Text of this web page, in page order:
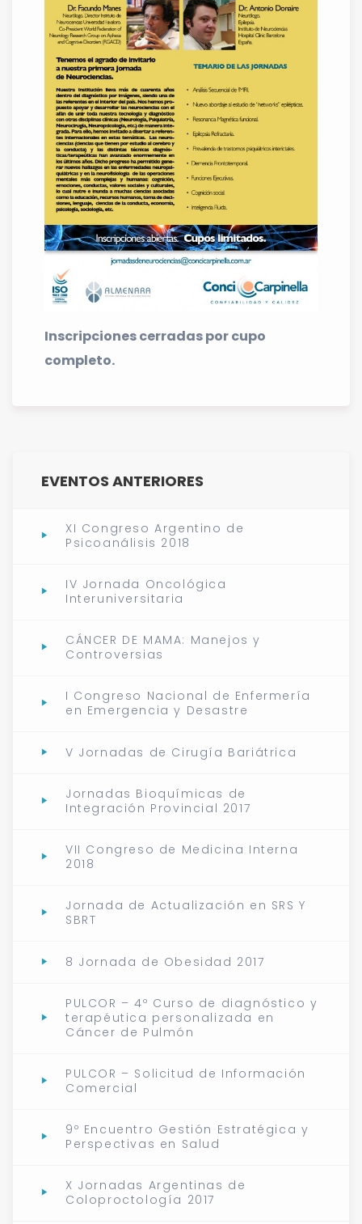
Inscripciones cerradas por cupo
completo.
EVENTOS ANTERIORES
XI Congreso Argentino de
Psicoanálisis 2018
IV Jornada Oncológica
Interuniversitaria
CÁNCER DE MAMA: Manejos y
Controversias
I Congreso Nacional de Enfermería
en Emergencia y Desastre
V Jornadas de Cirugía Bariátrica
Jornadas Bioquímicas de
Integración Provincial 2017
VII Congreso de Medicina Interna
2018
Jornada de Actualización en SRS Y
SBRT
8 Jornada de Obesidad 2017
PULCOR – 4º Curso de diagnóstico y
terapéutica personalizada en
Cáncer de Pulmón
PULCOR – Solicitud de Información
Comercial
9º Encuentro Gestión Estratégica y
Perspectivas en Salud
X Jornadas Argentinas de
Coloproctología 2017